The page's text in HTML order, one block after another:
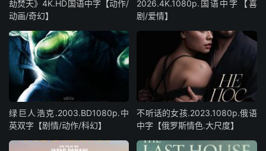
劫焚天》4K.HD国语中字【动作/
动画/奇幻】
2026.4K.1080p.国语中字【喜
剧/爱情】
绿巨人浩克.2003.BD1080p.中
英双字【剧情/动作/科幻】
不听话的女孩.2023.1080p.俄语
中字【俄罗斯情色.大尺度】